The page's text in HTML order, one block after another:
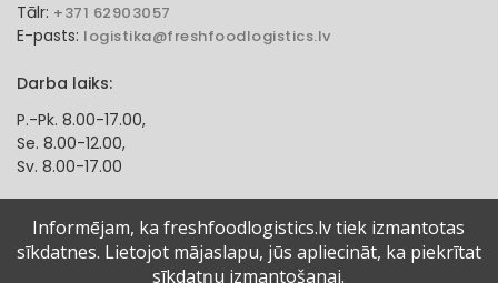
Tālr: +371 62903057
E-pasts: logistika@freshfoodlogistics.lv
Darba laiks:
P.-Pk. 8.00-17.00,
Se. 8.00-12.00,
Sv. 8.00-17.00
Aļona Gadzāne
+371 27321584
Informējam, ka freshfoodlogistics.lv tiek izmantotas
sīkdatnes. Lietojot mājaslapu, jūs apliecināt, ka piekrītat
sīkdatņu izmantošanai.